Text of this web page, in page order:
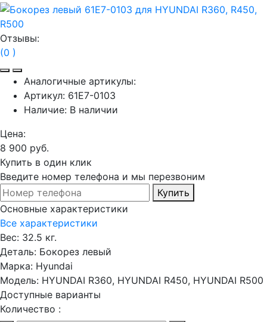
Отзывы:
(0 )
Аналогичные артикулы:
Артикул: 61E7-0103
Наличие: В наличии
Цена:
8 900 руб.
Купить в один клик
Введите номер телефона и мы перезвоним
Купить
Основные характеристики
Все характеристики
Вес: 32.5 кг.
Деталь: Бокорез левый
Марка: Hyundai
Модель: HYUNDAI R360, HYUNDAI R450, HYUNDAI R500
Доступные варианты
Количество :